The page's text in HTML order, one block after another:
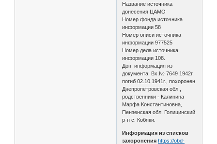
Название источника
донесения ЦАМО
Номер фонда источника
информации 58
Номер описи источника
информации 977525
Номер дела источника
информации 108.
Доп. информация из
документа: Вх.№ 7649 1942г.
погиб 02.10.1941г., похоронен
Днепропетровская обл.,
родственники - Калинина
Марфа Константиновна,
Пензенская обл. Голицинский
р-н с. Кобяки.
Информация из списков
захоронения https://obd-